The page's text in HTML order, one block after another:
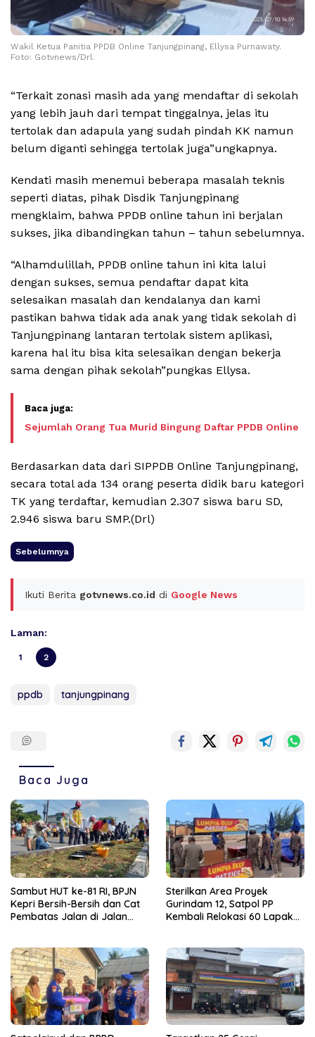
Wakil Ketua Panitia PPDB Online Tanjungpinang, Ellysa Purnawaty.
Foto: Gotvnews/Drl.
“Terkait zonasi masih ada yang mendaftar di sekolah
yang lebih jauh dari tempat tinggalnya, jelas itu
tertolak dan adapula yang sudah pindah KK namun
belum diganti sehingga tertolak juga”ungkapnya.
Kendati masih menemui beberapa masalah teknis
seperti diatas, pihak Disdik Tanjungpinang
mengklaim, bahwa PPDB online tahun ini berjalan
sukses, jika dibandingkan tahun – tahun sebelumnya.
“Alhamdulillah, PPDB online tahun ini kita lalui
dengan sukses, semua pendaftar dapat kita
selesaikan masalah dan kendalanya dan kami
pastikan bahwa tidak ada anak yang tidak sekolah di
Tanjungpinang lantaran tertolak sistem aplikasi,
karena hal itu bisa kita selesaikan dengan bekerja
sama dengan pihak sekolah”pungkas Ellysa.
Sejumlah Orang Tua Murid Bingung Daftar PPDB Online
Berdasarkan data dari SIPPDB Online Tanjungpinang,
secara total ada 134 orang peserta didik baru kategori
TK yang terdaftar, kemudian 2.307 siswa baru SD,
2.946 siswa baru SMP.(Drl)
Sebelumnya
Ikuti Berita gotvnews.co.id di Google News
Laman:
1 2
ppdb tanjungpinang
Baca Juga
Sambut HUT ke-81 RI, BPJN
Kepri Bersih-Bersih dan Cat
Pembatas Jalan di Jalan
Sterilkan Area Proyek
Gurindam 12, Satpol PP
Kembali Relokasi 60 Lapak